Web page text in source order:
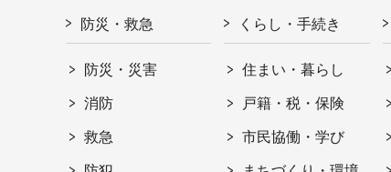
防災・救急
防災・災害
消防
救急
くらし・手続き
住まい・暮らし
戸籍・税・保険
市民協働・学び